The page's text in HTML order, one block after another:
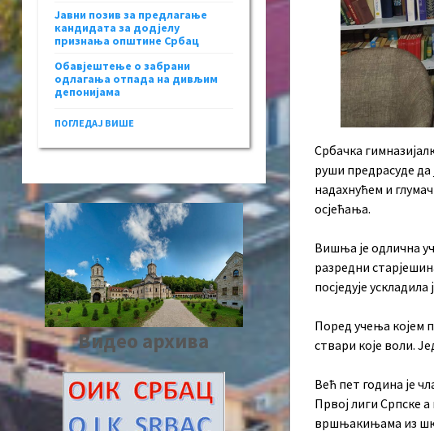
Србачка
руши предрасуде
надахнућем и
осјећања.
Вишња је одлична
разредни
посједује
Поред учења којем
ствари које воли.
Већ пет година је
Првој лиги Српске а
вршњакињама из
Јавни позив за предлагање
кандидата за додјелу
признања општине Србац
Обавјештење о забрани
одлагања отпада на дивљим
депонијама
ПОГЛЕДАЈ ВИШЕ
Видео архива